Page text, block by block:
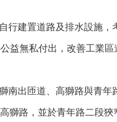
建置道路及排水設施
無私付出，改善工業
出匝道、高獅路與青
路，並於青年路二段